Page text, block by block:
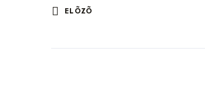
ELÕZÕ